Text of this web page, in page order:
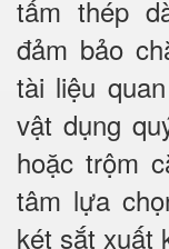
tấm thép
đảm bảo
tài liệu
vật dụng
hoặc trộm
tâm lựa
két sắt xuất